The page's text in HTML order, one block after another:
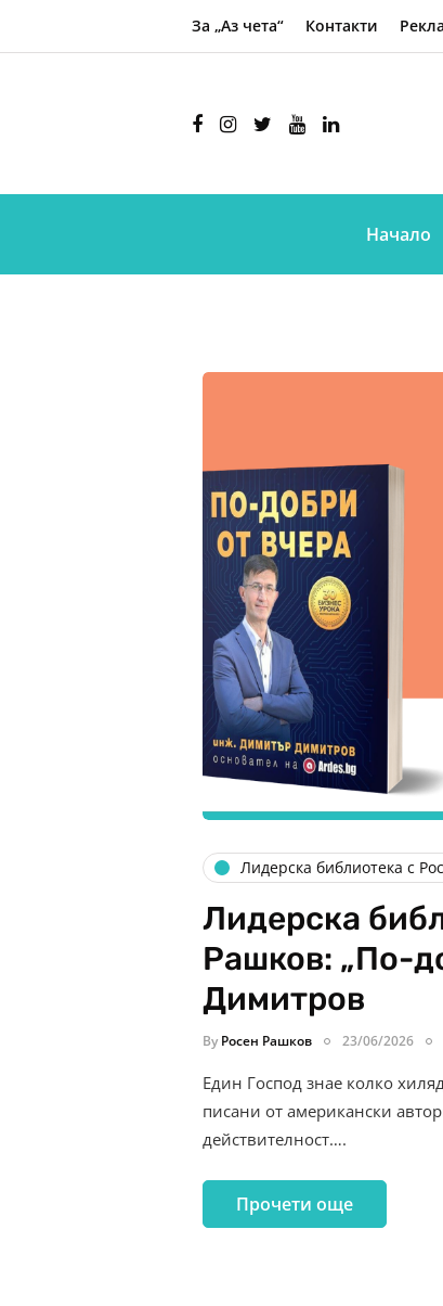
За „Аз чета“ Контакти
Начало
Лидерска библиотека с
Лидерска
Рашков: „По-
Димитров
By Росен Рашков 23/06/2026
Един Господ знае колко
писани от американски
действителност….
Прочети още